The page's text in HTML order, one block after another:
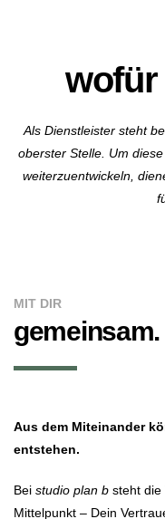
wofür
Als Dienstleister steht
oberster Stelle. Um
weiterzuentwickeln,
MIT DIR
gemeinsam.
Aus dem Miteinander
entstehen.
Bei studio plan b steht die
Mittelpunkt – Dein